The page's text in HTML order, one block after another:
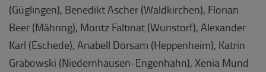
(Güglingen), Benedikt Ascher (Waldkirchen), Florian
Beer (Mähring), Moritz Faltinat (Wunstorf), Alexander
Karl (Eschede), Anabell Dörsam (Heppenheim), Katrin
Grabowski (Niedernhausen-Engenhahn), Xenia Mund